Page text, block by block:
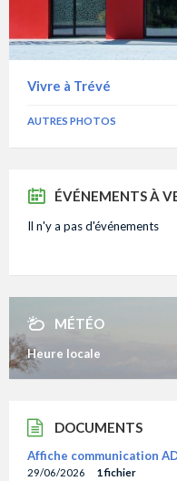
Vivre à Trévé
AUTRES PHOTOS
ÉVÉNEMENTS À
Il n'y a pas d'événements
MÉTÉO
Heure locale
DOCUMENTS
Affiche communication
29/06/2026 1 fichier